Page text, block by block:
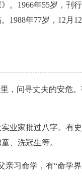
。1966年55岁，刊
1988年77岁，12月
，问寻丈夫的安危
业家批过八字。有
、洗冠生等。
习命学，有“命学